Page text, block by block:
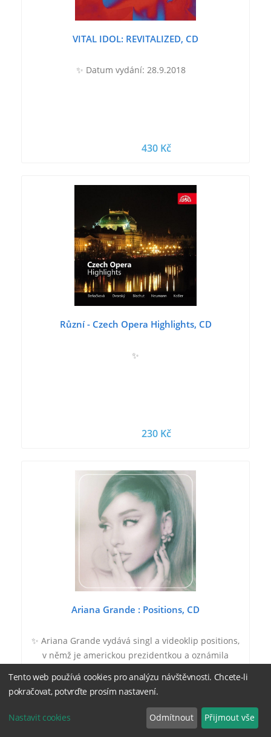
VITAL IDOL: REVITALIZED, CD
✨ Datum vydání: 28.9.2018
430 Kč
Různí - Czech Opera Highlights, CD
✨
230 Kč
Ariana Grande : Positions, CD
✨ Ariana Grande vydává singl a videoklip positions,
v němž je americkou prezidentkou a oznámila
videoklip positions, ve kterém je americkou
351 Kč
Tento web používá cookies pro analýzu návštěvnosti. Chcete-li
pokračovat, potvrďte prosím nastavení.
Nastavit cookies Odmítnout Přijmout vše